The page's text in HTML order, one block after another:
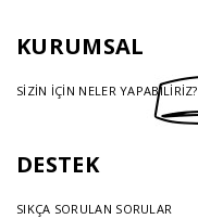
KURUMSAL
SİZİN İÇİN NELER YAPABİLİRİZ?
DESTEK
SIKÇA SORULAN SORULAR